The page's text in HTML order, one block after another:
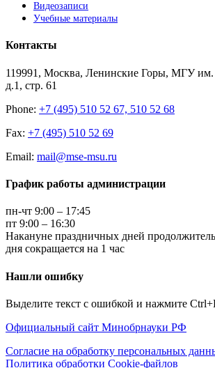
Видеозаписи
Учебные материалы
Контакты
119991, Москва, Ленинские Горы, МГУ
д.1, стр. 61
Phone: +7 (495) 510 52 67, 510 52 68
Fax: +7 (495) 510 52 69
Email: mail@mse-msu.ru
График работы администрации
пн-чт 9:00 – 17:45
пт 9:00 – 16:30
Накануне праздничных дней
дня сокращается на 1 час
Нашли ошибку
Выделите текст с ошибкой и нажмите
Официальный сайт Минобрнауки РФ
Согласие на обработку персональных
Политика обработки Cookie-файлов